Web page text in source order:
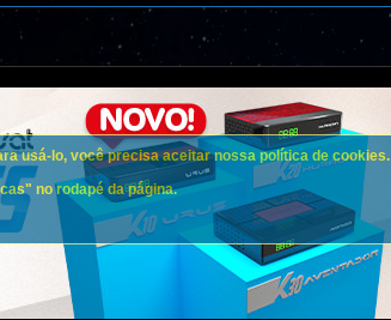
usá-lo, você precisa aceitar nossa política de cookies.
no rodapé da página.